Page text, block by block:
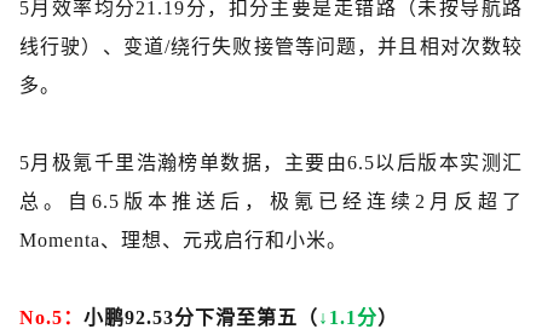
5月效率均分21.19分，扣分主要是走错路（未按导航路
线行驶）、变道/绕行失败接管等问题，并且相对次数较
多。
5月极氪千里浩瀚榜单数据，主要由6.5以后版本实测汇
总。自6.5版本推送后，极氪已经连续2月反超了
Momenta、理想、元戎启行和小米。
No.5： 小鹏92.53分下滑至第五（ ↓1.1分）